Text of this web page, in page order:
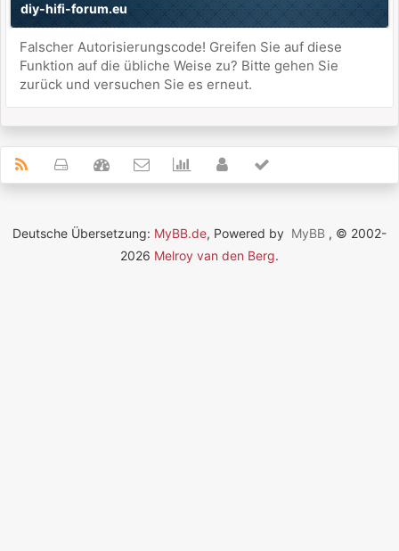
diy-hifi-forum.eu
Falscher Autorisierungscode! Greifen Sie auf diese
Funktion auf die übliche Weise zu? Bitte gehen Sie
zurück und versuchen Sie es erneut.
Deutsche Übersetzung: MyBB.de, Powered by MyBB , © 2002-
2026 Melroy van den Berg.